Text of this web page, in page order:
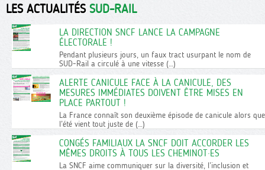
LES ACTUALITÉS SUD-RAIL
LA DIRECTION SNCF LANCE LA CAMPAGNE
ÉLECTORALE !
Pendant plusieurs jours, un faux tract usurpant le nom de
SUD-Rail a circulé à une vitesse (…)
ALERTE CANICULE FACE À LA CANICULE, DES
MESURES IMMÉDIATES DOIVENT ÊTRE MISES EN
PLACE PARTOUT !
La France connaît son deuxième épisode de canicule alors que
l’été vient tout juste de (…)
CONGÉS FAMILIAUX LA SNCF DOIT ACCORDER LES
MÊMES DROITS À TOUS LES CHEMINOT·ES
La SNCF aime communiquer sur la diversité, l’inclusion et